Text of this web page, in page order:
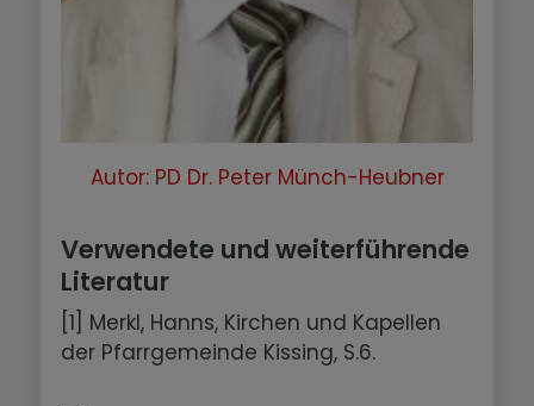
Autor: PD Dr. Peter Münch-Heubner
Verwendete und weiterführende
Literatur
[1] Merkl, Hanns, Kirchen und Kapellen
der Pfarrgemeinde Kissing, S.6.